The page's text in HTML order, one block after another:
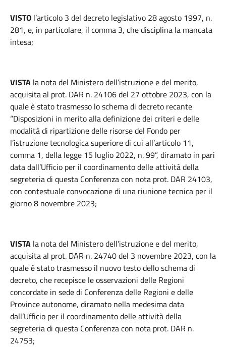
VISTO l’articolo 3 del decreto legislativo 28 agosto 1997, n.
281, e, in particolare, il comma 3, che disciplina la mancata
intesa;
VISTA la nota del Ministero dell’istruzione e del merito,
acquisita al prot. DAR n. 24106 del 27 ottobre 2023, con la
quale è stato trasmesso lo schema di decreto recante
“Disposizioni in merito alla definizione dei criteri e delle
modalità di ripartizione delle risorse del Fondo per
l’istruzione tecnologica superiore di cui all’articolo 11,
comma 1, della legge 15 luglio 2022, n. 99”, diramato in pari
data dall’Ufficio per il coordinamento delle attività della
segreteria di questa Conferenza con nota prot. DAR 24103,
con contestuale convocazione di una riunione tecnica per il
giorno 8 novembre 2023;
VISTA la nota del Ministero dell’istruzione e del merito,
acquisita al prot. DAR n. 24740 del 3 novembre 2023, con la
quale è stato trasmesso il nuovo testo dello schema di
decreto, che recepisce le osservazioni delle Regioni
concordate in sede di Conferenza delle Regioni e delle
Province autonome, diramato nella medesima data
dall’Ufficio per il coordinamento delle attività della
segreteria di questa Conferenza con nota prot. DAR n.
24753;